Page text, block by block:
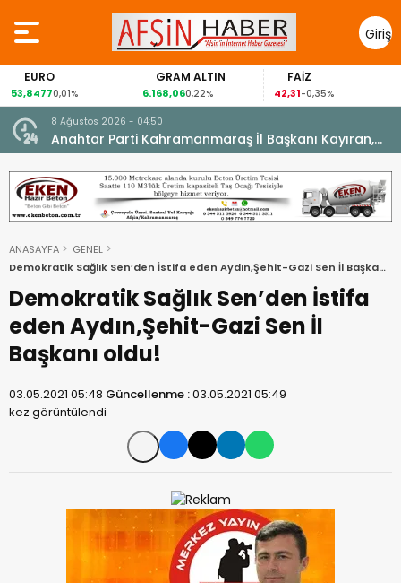
Giriş
Yap
EURO
53,84770,01%
GRAM ALTIN
6.168,060,22%
FAİZ
42,31-0,35%
8 Ağustos 2026 - 04:50
Anahtar Parti Kahramanmaraş İl Başkanı Kayıran,
Afşin Teşkilatı ile buluştu.
ANASAYFA
GENEL
Demokratik Sağlık Sen’den İstifa eden Aydın,Şehit-Gazi Sen İl Başkanı
Demokratik Sağlık Sen’den İstifa
eden Aydın,Şehit-Gazi Sen İl
Başkanı oldu!
03.05.2021 05:48 Güncellenme :03.05.2021 05:49
kez görüntülendi